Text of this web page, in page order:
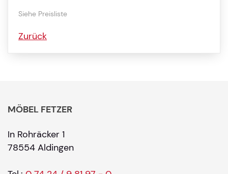
Siehe Preisliste
Zurück
MÖBEL FETZER
In Rohräcker 1
78554 Aldingen